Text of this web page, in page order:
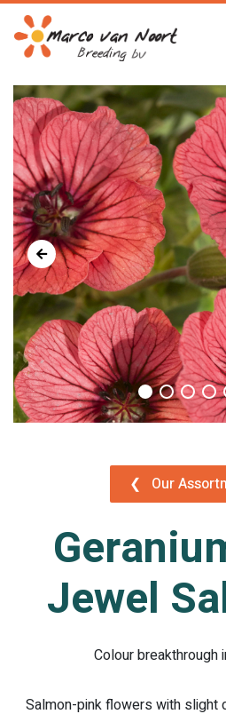
❮ Our
Jewel
Colour breakthrough
Salmon-pink flowers with slight